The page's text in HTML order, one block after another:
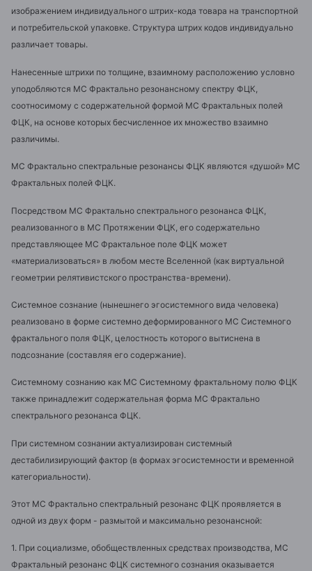
изображением индивидуального штрих-кода товара на транспортной
и потребительской упаковке. Структура штрих кодов индивидуально
различает товары.
Нанесенные штрихи по толщине, взаимному расположению условно
уподобляются МС Фрактально резонансному спектру ФЦК,
соотносимому с содержательной формой МС Фрактальных полей
ФЦК, на основе которых бесчисленное их множество взаимно
различимы.
МС Фрактально спектральные резонансы ФЦК являются «душой» МС
Фрактальных полей ФЦК.
Посредством МС Фрактально спектрального резонанса ФЦК,
реализованного в МС Протяжении ФЦК, его содержательно
представляющее МС Фрактальное поле ФЦК может
«материализоваться» в любом месте Вселенной (как виртуальной
геометрии релятивистского пространства-времени).
Системное сознание (нынешнего эгосистемного вида человека)
реализовано в форме системно деформированного МС Системного
фрактального поля ФЦК, целостность которого вытиснена в
подсознание (составляя его содержание).
Системному сознанию как МС Системному фрактальному полю ФЦК
также принадлежит содержательная форма МС Фрактально
спектрального резонанса ФЦК.
При системном сознании актуализирован системный
дестабилизирующий фактор (в формах эгосистемности и временной
категориальности).
Этот МС Фрактально спектральный резонанс ФЦК проявляется в
одной из двух форм - размытой и максимально резонансной:
1. При социализме, обобществленных средствах производства, МС
Фрактальный резонанс ФЦК системного сознания оказывается